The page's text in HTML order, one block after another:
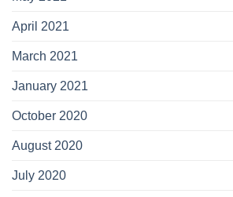
April 2021
March 2021
January 2021
October 2020
August 2020
July 2020